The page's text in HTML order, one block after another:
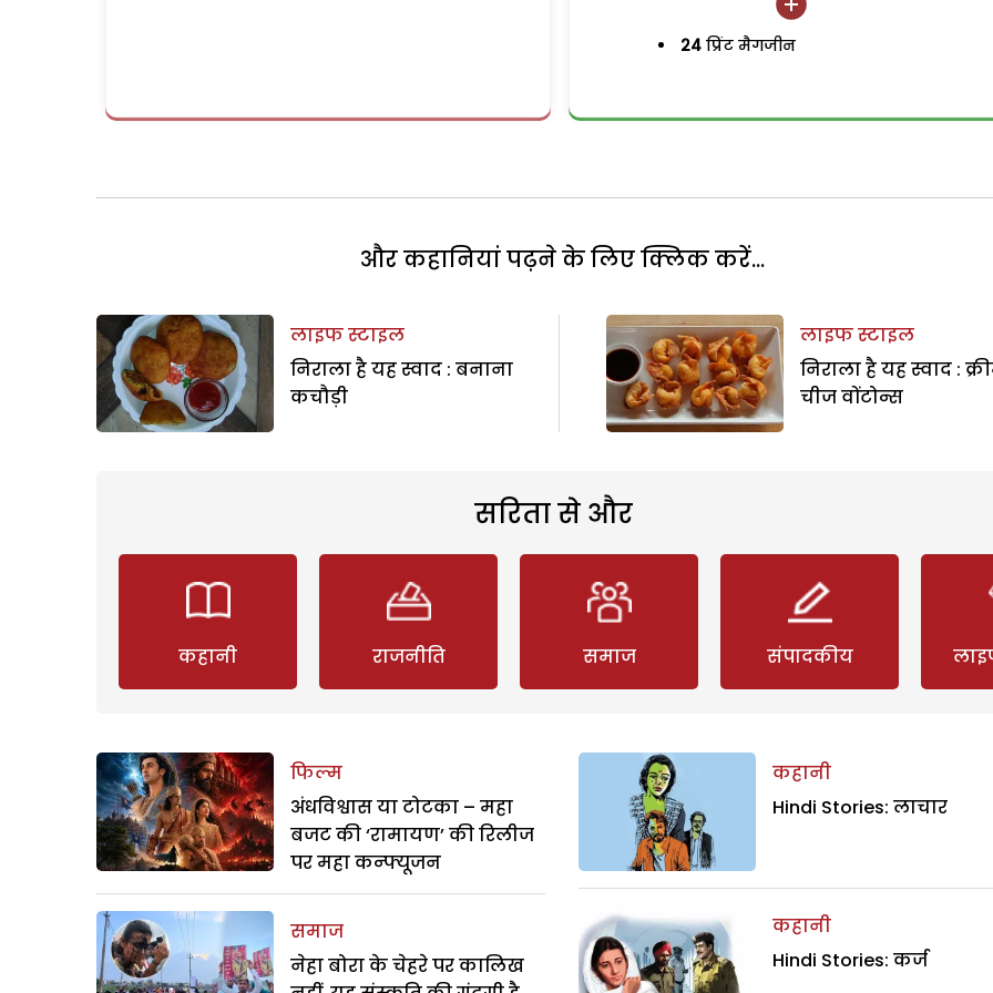
24 प्रिंट मैगजीन
और कहानियां पढ़ने के लिए क्लिक करें...
लाइफ स्टाइल
निराला है यह स्वाद : बनाना
कचौड़ी
लाइफ स्टाइल
निराला है यह स्वाद :
चीज वोंटोन्स
सरिता से और
कहानी राजनीति समाज संपादकीय
फिल्म
अंधविश्वास या टोटका – महा
बजट की ‘रामायण’ की रिलीज
पर महा कन्फ्यूजन
समाज
नेहा बोरा के चेहरे पर कालिख
कहानी
Hindi Stories: लाचार
कहानी
Hindi Stories: कर्ज